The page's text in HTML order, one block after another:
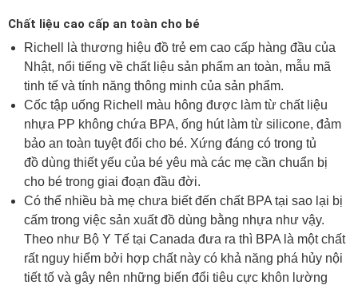
Chất liệu cao cấp an toàn cho bé
Richell là thương hiệu đồ trẻ em cao cấp hàng đầu của
Nhật, nổi tiếng về chất liệu sản phẩm an toàn, mẫu mã
tinh tế và tính năng thông minh của sản phẩm.
Cốc tập uống Richell màu hông được làm từ chất liệu
nhựa PP không chứa BPA, ống hút làm từ silicone, đảm
bảo an toàn tuyệt đối cho bé. Xứng đáng có trong tủ
đồ dùng thiết yếu của bé yêu mà các mẹ cần chuẩn bị
cho bé trong giai đoạn đầu đời.
Có thể nhiều bà mẹ chưa biết đến chất BPA tại sao lại bị
cấm trong việc sản xuất đồ dùng bằng nhựa như vậy.
Theo như Bộ Y Tế tại Canada đưa ra thì BPA là một chất
rất nguy hiểm bởi hợp chất này có khả năng phá hủy nội
tiết tố và gây nên những biến đổi tiêu cực khôn lường